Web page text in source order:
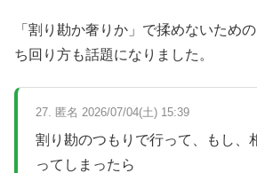
「割り勘か奢りか」で揉めないため
ち回り方も話題になりました。
27. 匿名 2026/07/04(土) 15:39
割り勘のつもりで行って、もし、
ってしまったら